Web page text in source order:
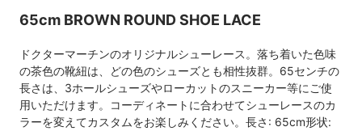
65cm BROWN ROUND SHOE LACE
ドクターマーチンのオリジナルシューレース。落ち着いた色味
の茶色の靴紐は、どの色のシューズとも相性抜群。65センチの
長さは、3ホールシューズやローカットのスニーカー等にご使
用いただけます。コーディネートに合わせてシューレースのカ
ラーを変えてカスタムをお楽しみください。長さ: 65cm形状: